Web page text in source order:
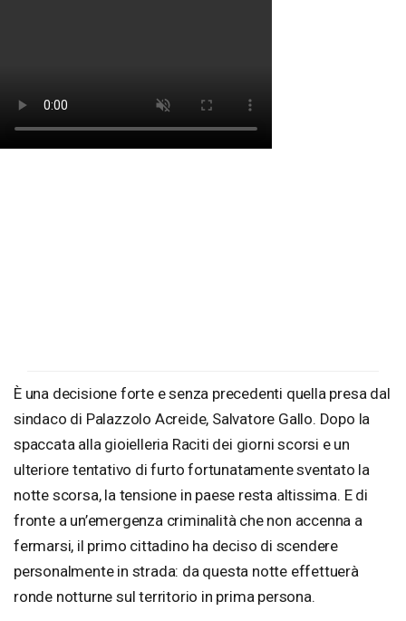
È una decisione forte e senza precedenti quella presa dal
sindaco di Palazzolo Acreide, Salvatore Gallo. Dopo la
spaccata alla gioielleria Raciti dei giorni scorsi e un
ulteriore tentativo di furto fortunatamente sventato la
notte scorsa, la tensione in paese resta altissima. E di
fronte a un’emergenza criminalità che non accenna a
fermarsi, il primo cittadino ha deciso di scendere
personalmente in strada: da questa notte effettuerà
ronde notturne sul territorio in prima persona.